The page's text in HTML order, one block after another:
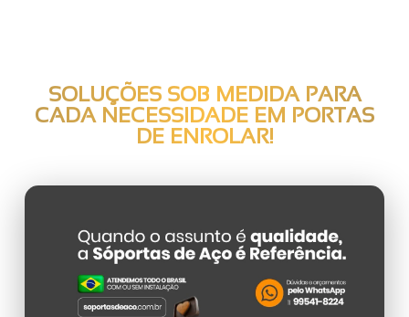
SOLUÇÕES SOB MEDIDA PARA
CADA NECESSIDADE EM PORTAS
DE ENROLAR!